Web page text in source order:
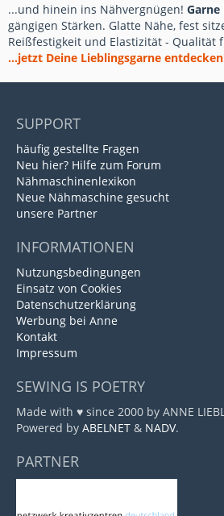
...und hinein ins Nähvergnügen! Garne
gängigen Stärken. Glatte Nähe, fest
Reißfestigkeit und Elastizität - Qualität
...jetzt Deine Lieblingsgarne
SUPPORT
häufig gestellte Fragen
Neu hier? Hilfe zum Forum
Nähmaschinenlexikon
Neue Nähmaschine gesucht
unsere Partner
INFORMATIONEN
Nutzungsbedingungen
Einsatz von Cookies
Datenschutzerklärung
Werbung bei Anne
Kontakt
Impressum
SEWING IS POETRY
Made with ♥ since 2000 by ANNE
Powered by ABELNET & NADV.
PARTNER